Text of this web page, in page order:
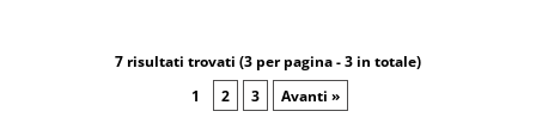
7 risultati trovati (3 per pagina - 3 in totale)
1
2 3 Avanti »